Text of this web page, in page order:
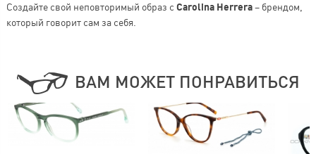
Создайте свой неповторимый образ с Carolina Herrera– брендом,
который говорит сам за себя.
ВАМ МОЖЕТ ПОНРАВИТЬСЯ